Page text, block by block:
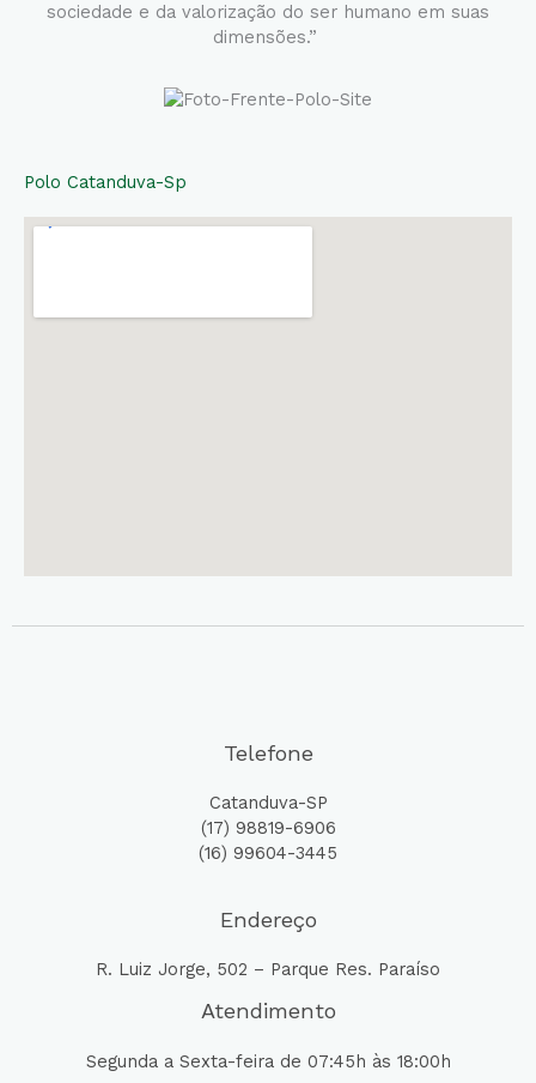
sociedade e da valorização do ser humano em suas
dimensões.”
Polo Catanduva-Sp
Telefone
Catanduva-SP
(17) 98819-6906
(16) 99604-3445
Endereço
R. Luiz Jorge, 502 – Parque Res. Paraíso
Atendimento
Segunda a Sexta-feira de 07:45h às 18:00h